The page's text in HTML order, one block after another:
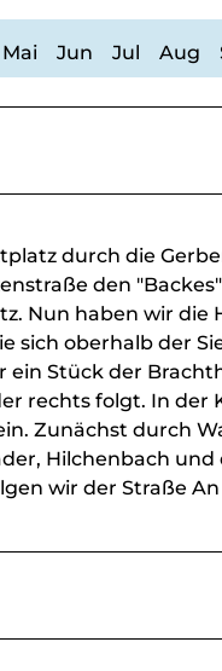
Mai Jun Jul Aug
durch die
den
Nun haben wir
sich oberhalb der
Stück der
rechts folgt. In der
Zunächst durch
Hilchenbach
wir der Straße